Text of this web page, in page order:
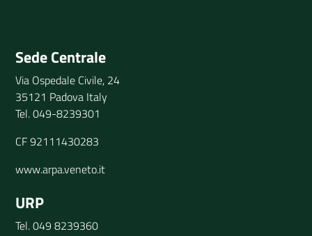
Sede Centrale
Via Ospedale Civile, 24
35121 Padova Italy
Tel. 049-8239301
CF 92111430283
www.arpa.veneto.it
URP
Tel. 049 8239360